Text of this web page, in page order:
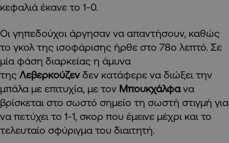
κεφαλιά έκανε το 1-0.
Οι γηπεδούχοι άργησαν να απαντήσουν, καθώς
το γκολ της ισοφάρισης ήρθε στο 78ο λεπτό. Σε
μία φάση διαρκείας η άμυνα
της Λεβερκούζενδεν κατάφερε να διώξει την
μπάλα με επιτυχία, με τον Μπουκχάλφανα
βρίσκεται στο σωστό σημείο τη σωστή στιγμή για
να πετύχει το 1-1, σκορ που έμεινε μέχρι και το
τελευταίο σφύριγμα του διαιτητή.